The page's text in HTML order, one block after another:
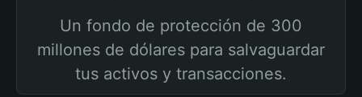
Un fondo de protección de 300
millones de dólares para salvaguardar
tus activos y transacciones.